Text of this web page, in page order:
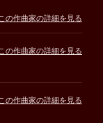
この作曲家の詳細を見る
この作曲家の詳細を見る
の作曲家の詳細を見る